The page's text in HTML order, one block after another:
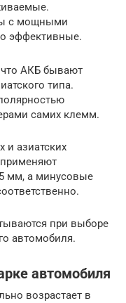
с мощными
эффективные.
АКБ бывают
типа.
самих клемм.
и азиатских
мм, а минусовые
при выборе
автомобиля.
автомобиля
возрастает в